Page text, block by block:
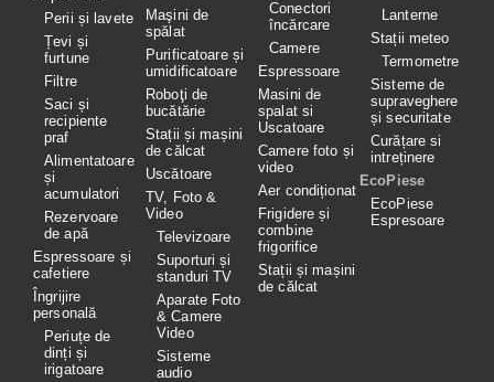
Perii și lavete
Țevi și
furtune
Filtre
Saci și
recipiente
praf
Alimentatoare
și
acumulatori
Rezervoare
de apă
Espressoare și
cafetiere
Îngrijire
personală
Periuțe de
dinți și
irigatoare
Maşini de
spălat
Purificatoare și
umidificatoare
Roboţi de
bucătărie
Stații și mașini
de călcat
Uscătoare
TV, Foto &
Video
Televizoare
Suporturi și
standuri TV
Aparate Foto
& Camere
Video
Sisteme
audio
Conectori
încărcare
Camere
Espressoare
Masini de
spalat si
Uscatoare
Camere foto și
video
Aer condiționat
Frigidere și
combine
frigorifice
Stații și mașini
de călcat
Lanterne
Stații meteo
Termometre
Sisteme de
supraveghere
și securitate
Curățare si
intreținere
EcoPiese
EcoPiese
Espresoare